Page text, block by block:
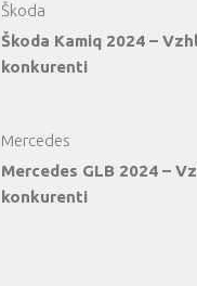
Škoda
Škoda Kamiq 2024 –
konkurenti
Mercedes
Mercedes GLB 2024 –
konkurenti